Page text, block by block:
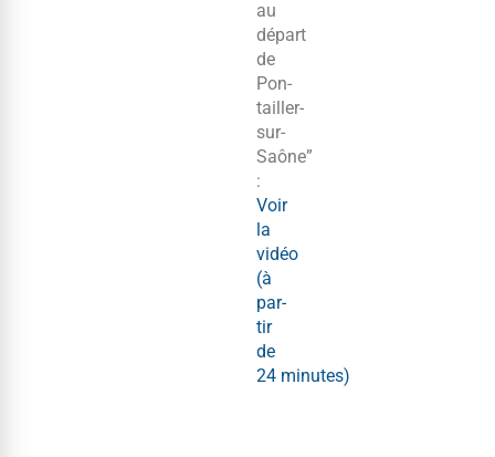
au
départ
de
Pon­
tailler-
sur-
Saône”
:
Voir
la
vidéo
(à
par­
tir
de
24 minutes)